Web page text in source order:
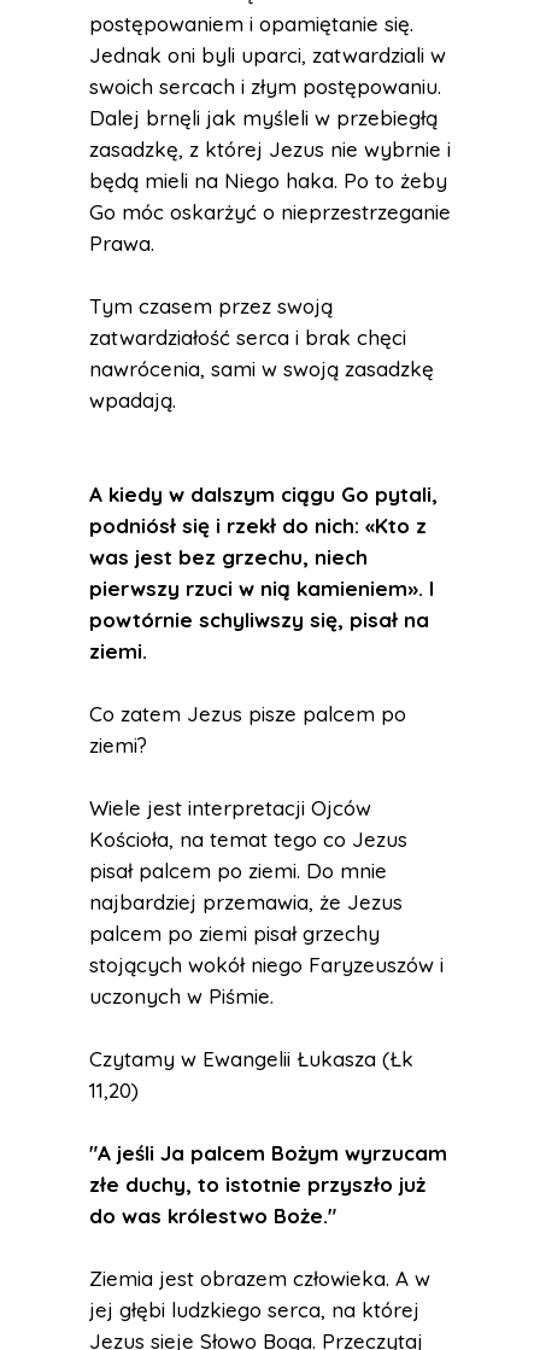
postępowaniem i opamiętanie się.
Jednak oni byli uparci, zatwardziali w
swoich sercach i złym postępowaniu.
Dalej brnęli jak myśleli w przebiegłą
zasadzkę, z której Jezus nie wybrnie i
będą mieli na Niego haka. Po to żeby
Go móc oskarżyć o nieprzestrzeganie
Prawa.
Tym czasem przez swoją
zatwardziałość serca i brak chęci
nawrócenia, sami w swoją zasadzkę
wpadają.
A kiedy w dalszym ciągu Go pytali,
podniósł się i rzekł do nich: «Kto z
was jest bez grzechu, niech
pierwszy rzuci w nią kamieniem». I
powtórnie schyliwszy się, pisał na
ziemi.
Co zatem Jezus pisze palcem po
ziemi?
Wiele jest interpretacji Ojców
Kościoła, na temat tego co Jezus
pisał palcem po ziemi. Do mnie
najbardziej przemawia, że Jezus
palcem po ziemi pisał grzechy
stojących wokół niego Faryzeuszów i
uczonych w Piśmie.
Czytamy w Ewangelii Łukasza (Łk
11,20)
"A jeśli Ja palcem Bożym wyrzucam
złe duchy, to istotnie przyszło już
do was królestwo Boże."
Ziemia jest obrazem człowieka. A w
jej głębi ludzkiego serca, na której
Jezus sieje Słowo Boga. Przeczytaj